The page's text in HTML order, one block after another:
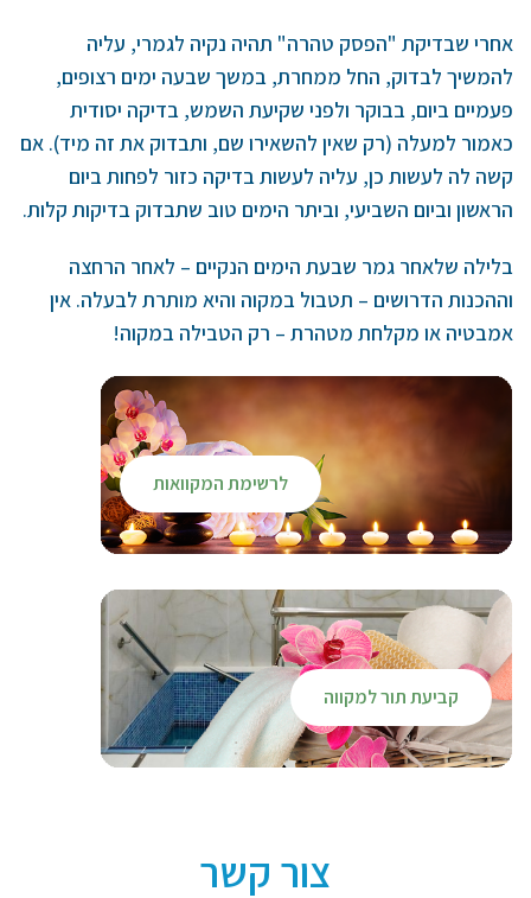
אחרי שבדיקת "הפסק טהרה" תהיה נקיה לגמרי, עליה
להמשיך לבדוק, החל ממחרת, במשך שבעה ימים רצופים,
פעמיים ביום, בבוקר ולפני שקיעת השמש, בדיקה יסודית
כאמור למעלה (רק שאין להשאירו שם, ותבדוק את זה מיד). אם
קשה לה לעשות כן, עליה לעשות בדיקה כזור לפחות ביום
הראשון וביום השביעי, וביתר הימים טוב שתבדוק בדיקות קלות.
בלילה שלאחר גמר שבעת הימים הנקיים – לאחר הרחצה
וההכנות הדרושים – תטבול במקוה והיא מותרת לבעלה. אין
אמבטיה או מקלחת מטהרת – רק הטבילה במקוה!
לרשימת המקוואות
קביעת תור למקווה
צור קשר